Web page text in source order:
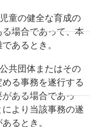
童の健全な育成の
場合であって、本
あるとき。
共団体またはその
る事務を遂行する
ある場合であっ
より当該事務の遂
るとき。